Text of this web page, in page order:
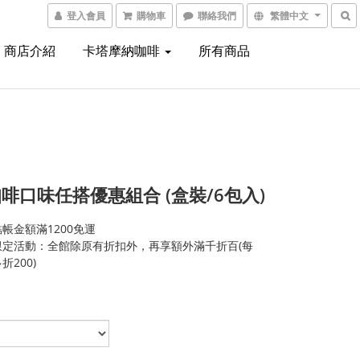
登入會員 購物車 聯絡我們 繁體中文
商店介紹 卡塔摩納咖啡 所有商品
口味任搭優惠組合 (盒裝/6包入)
金額滿1200免運
活動：全館除原有折扣外，再享額外滿千折百(每
200)